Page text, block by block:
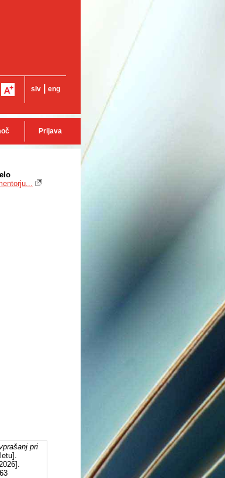
slv eng
Prijava
pri